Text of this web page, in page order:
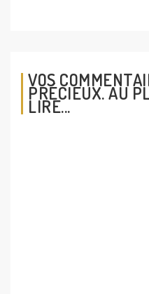
VOS
PRÉCIEUX. AU
LIRE...